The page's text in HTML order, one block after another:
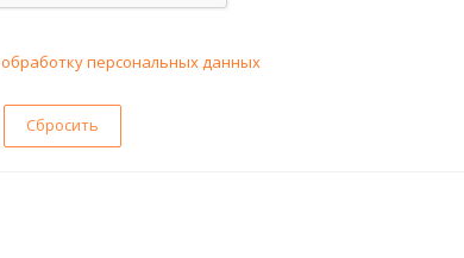
обработку персональных данных
Сбросить